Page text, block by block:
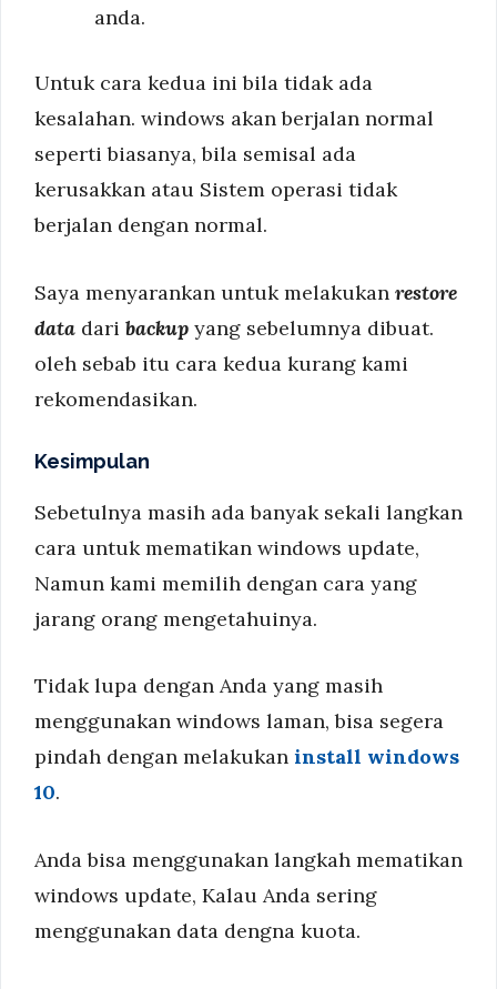
anda.
Untuk cara kedua ini bila tidak ada
kesalahan. windows akan berjalan normal
seperti biasanya, bila semisal ada
kerusakkan atau Sistem operasi tidak
berjalan dengan normal.
Saya menyarankan untuk melakukan restore
data dari backup yang sebelumnya dibuat.
oleh sebab itu cara kedua kurang kami
rekomendasikan.
Kesimpulan
Sebetulnya masih ada banyak sekali langkan
cara untuk mematikan windows update,
Namun kami memilih dengan cara yang
jarang orang mengetahuinya.
Tidak lupa dengan Anda yang masih
menggunakan windows laman, bisa segera
pindah dengan melakukan install windows
10.
Anda bisa menggunakan langkah mematikan
windows update, Kalau Anda sering
menggunakan data dengna kuota.